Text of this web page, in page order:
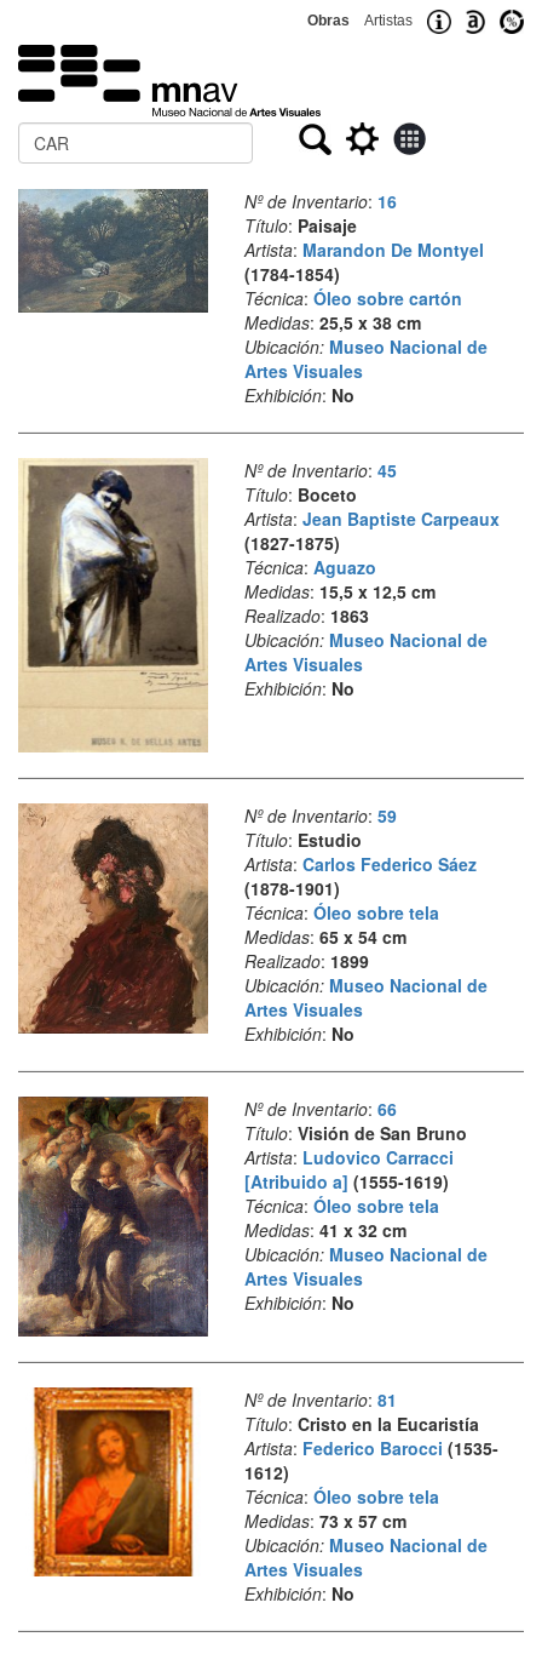
Obras Artistas
Buscar
Nº de Inventario: 16
Título: Paisaje
Artista: Marandon De Montyel
(1784-1854)
Técnica: Óleo sobre cartón
Medidas: 25,5 x 38 cm
Ubicación: Museo Nacional de
Artes Visuales
Exhibición: No
Nº de Inventario: 45
Título: Boceto
Artista: Jean Baptiste Carpeaux
(1827-1875)
Técnica: Aguazo
Medidas: 15,5 x 12,5 cm
Realizado: 1863
Ubicación: Museo Nacional de
Artes Visuales
Exhibición: No
Nº de Inventario: 59
Título: Estudio
Artista: Carlos Federico Sáez
(1878-1901)
Técnica: Óleo sobre tela
Medidas: 65 x 54 cm
Realizado: 1899
Ubicación: Museo Nacional de
Artes Visuales
Exhibición: No
Nº de Inventario: 66
Título: Visión de San Bruno
Artista: Ludovico Carracci
[Atribuido a] (1555-1619)
Técnica: Óleo sobre tela
Medidas: 41 x 32 cm
Ubicación: Museo Nacional de
Artes Visuales
Exhibición: No
Nº de Inventario: 81
Título: Cristo en la Eucaristía
Artista: Federico Barocci (1535-
1612)
Técnica: Óleo sobre tela
Medidas: 73 x 57 cm
Ubicación: Museo Nacional de
Artes Visuales
Exhibición: No